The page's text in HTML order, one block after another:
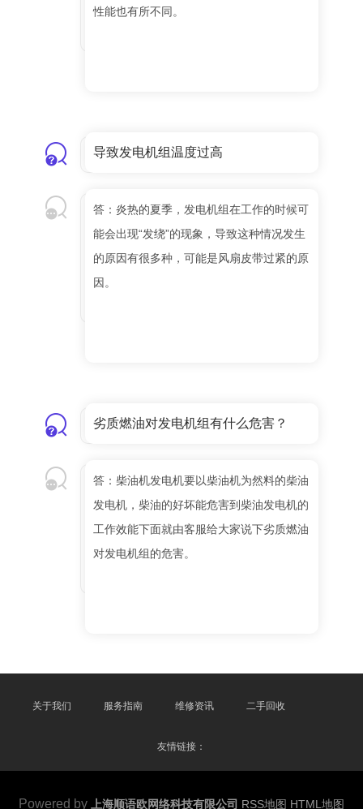
性能也有所不同。
导致发电机组温度过高
答：炎热的夏季，发电机组在工作的时候可
能会出现“发绕”的现象，导致这种情况发生
的原因有很多种，可能是风扇皮带过紧的原
因。
劣质燃油对发电机组有什么危害？
答：柴油机发电机要以柴油机为然料的柴油
发电机，柴油的好坏能危害到柴油发电机的
工作效能下面就由客服给大家说下劣质燃油
对发电机组的危害。
关于我们 服务指南 维修资讯 二手回收
友情链接：
Powered by 上海顺语欧网络科技有限公司 RSS地图 HTML地图